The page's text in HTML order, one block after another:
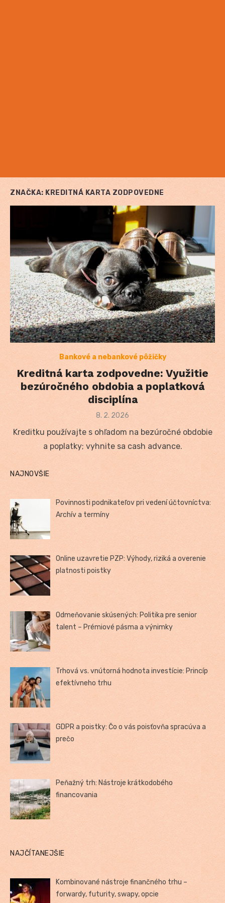
ZNAČKA: KREDITNÁ KARTA ZODPOVEDNE
Bankové a nebankové pôžičky
Kreditná karta zodpovedne: Využitie
bezúročného obdobia a poplatková
disciplína
Posted
8. 2. 2026
Kreditku používajte s ohľadom na bezúročné obdobie
a poplatky; vyhnite sa cash advance.
NAJNOVŠIE
Povinnosti podnikateľov pri vedení účtovníctva:
Archív a termíny
Online uzavretie PZP: Výhody, riziká a overenie
platnosti poistky
Odmeňovanie skúsených: Politika pre senior
talent – Prémiové pásma a výnimky
Trhová vs. vnútorná hodnota investície: Princíp
efektívneho trhu
GDPR a poistky: Čo o vás poisťovňa spracúva a
prečo
Peňažný trh: Nástroje krátkodobého
financovania
NAJČÍTANEJŠIE
Kombinované nástroje finančného trhu –
forwardy, futurity, swapy, opcie